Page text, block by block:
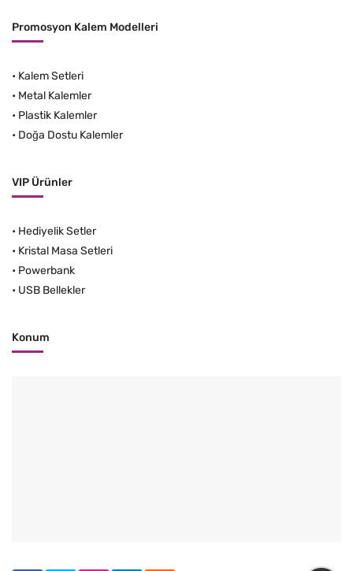
Promosyon Kalem Modelleri
• Kalem Setleri
• Metal Kalemler
• Plastik Kalemler
• Doğa Dostu Kalemler
VIP Ürünler
• Hediyelik Setler
• Kristal Masa Setleri
• Powerbank
• USB Bellekler
Konum